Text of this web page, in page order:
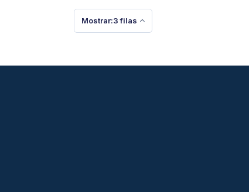
Mostrar:3 filas